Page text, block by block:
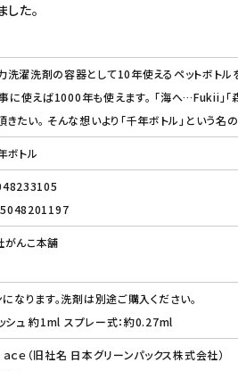
た。
濯洗剤の容器として10年使えるペットボトル
事に使えば1000年も使えます。 「海へ…Fukii」
たい。 そんな想いより「千年ボトル」という名
トル
がんこ本舗
ります。洗剤は別途ご購入ください。
シュ 約1ml スプレー式：約0.27ml
ｃｅ（旧社名 日本グリーンパックス株式会社）